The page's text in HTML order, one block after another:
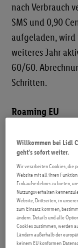
RUFNUMMER
ROAMING
FAQ
nach Verbrauch
SMS und 0,90
aufgeladen, wird
weiteres Jahr
60/60.
Schritten.
Roaming EU
Verbrauch. Du
gleich viel wie
inkludierten
Datenvolumen
Verfügung. Bei
oder einer
Willkommen bei Lidl
geht’s sofort weiter.
Wir verarbeiten Cookies, die
Website mit all ihren
Einkaufserlebnis zu bieten,
Nutzungsverhalten
Website, Drittseiten, in
zum Einsatz kommen,
ändern. Details und alle
Cookies zustimmen, werden
Ländern außerhalb der
keinem EU konformen